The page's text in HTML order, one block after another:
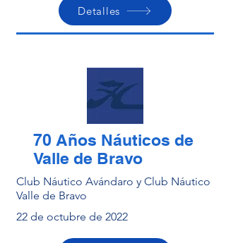
Detalles
70 Años Náuticos de
Valle de Bravo
Club Náutico Avándaro y Club Náutico
Valle de Bravo
22 de octubre de 2022